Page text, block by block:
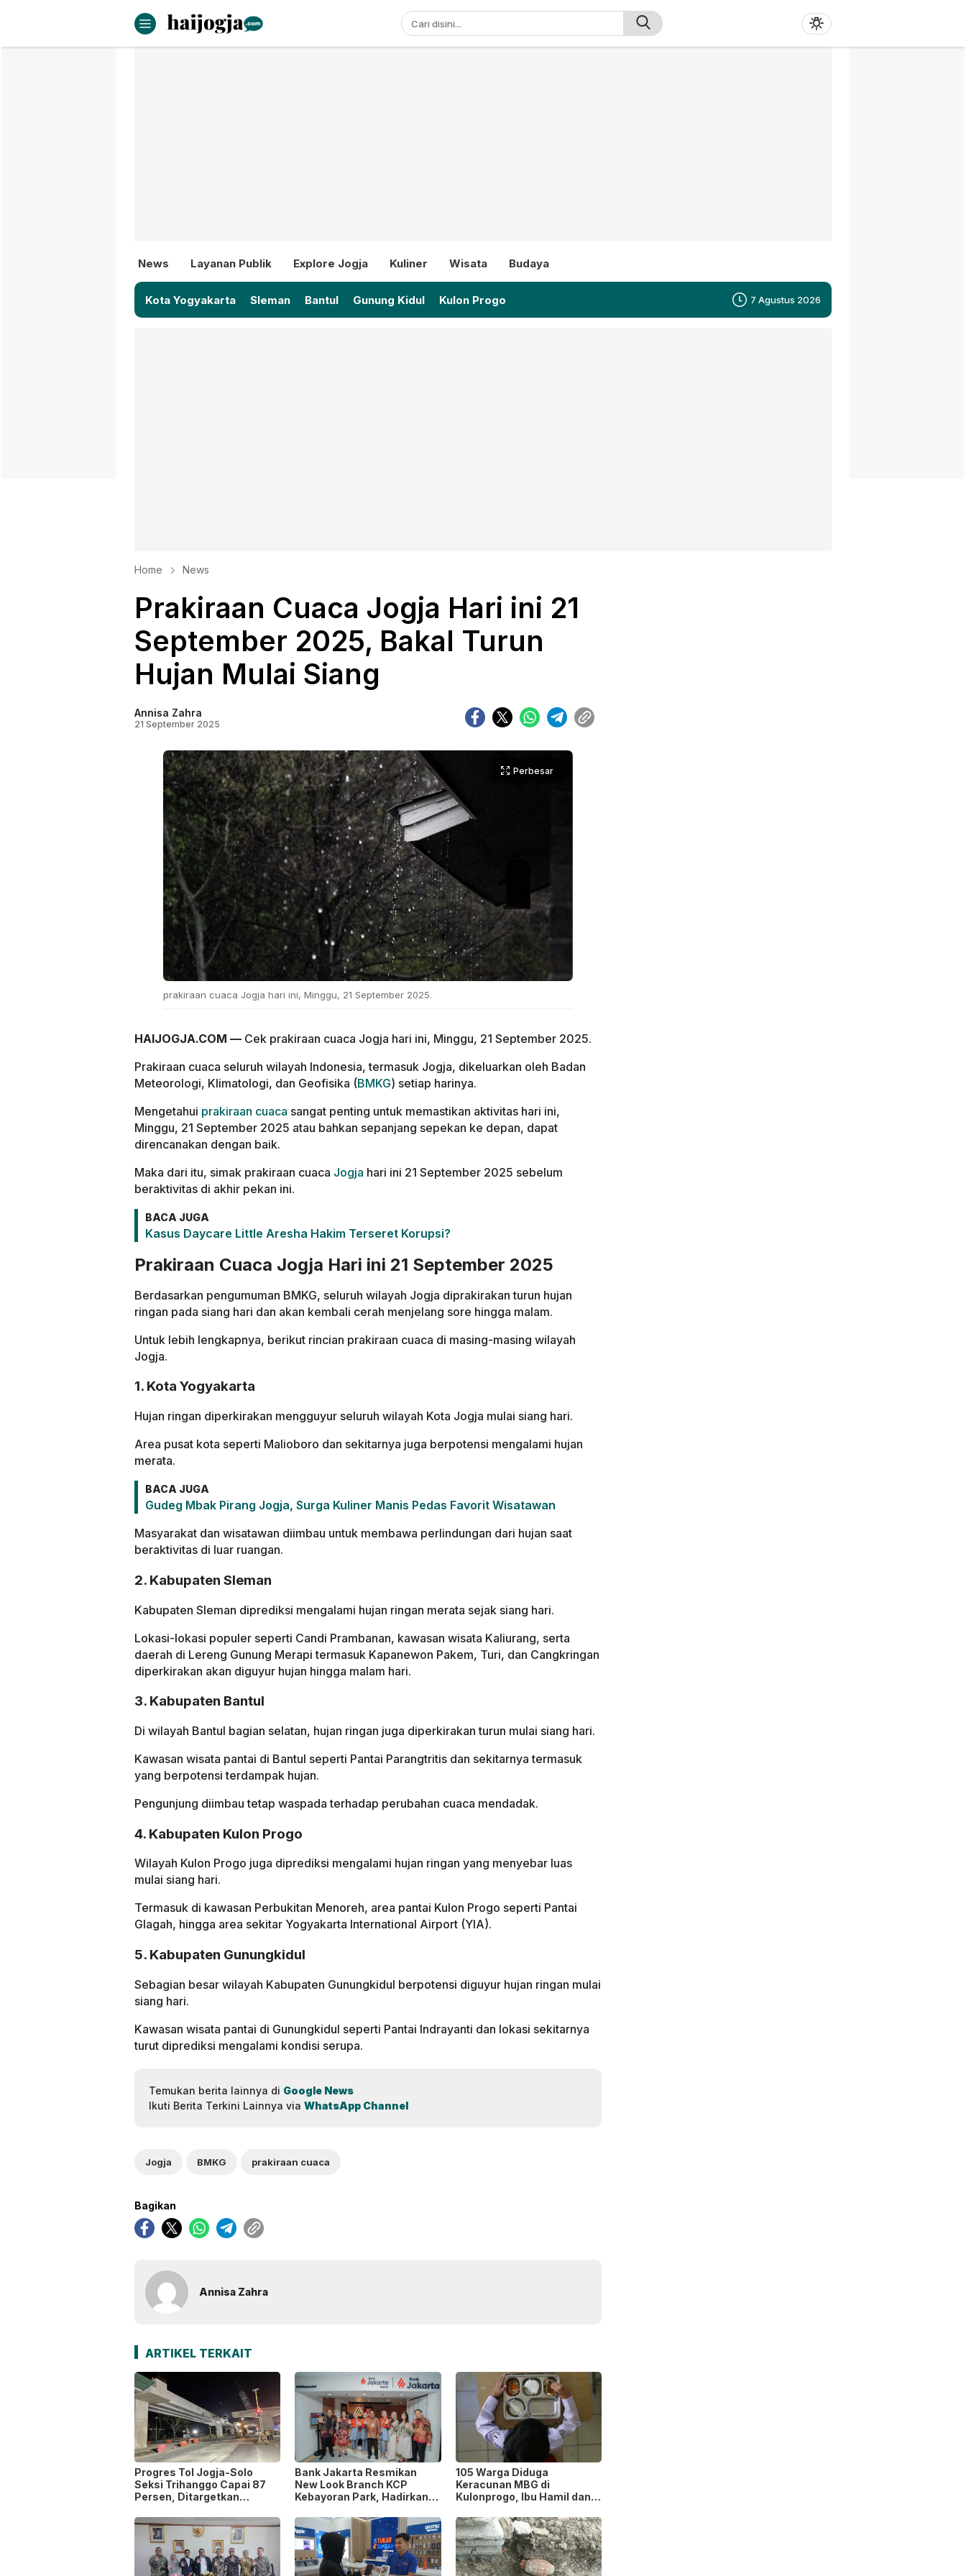
haijogja.com
Berita Jogja Terbaru dan Terkini
News Layanan Publik Explore Jogja Kuliner Wisata Budaya
Kota Yogyakarta Sleman Bantul Gunung Kidul Kulon Progo 7 Agustus 2026
Home News
Prakiraan Cuaca Jogja Hari ini 21
September 2025, Bakal Turun
Hujan Mulai Siang
Annisa Zahra
21 September 2025
Perbesar
prakiraan cuaca Jogja hari ini, Minggu, 21 September 2025.
HAIJOGJA.COM — Cek prakiraan cuaca Jogja hari ini, Minggu, 21 September 2025.
Prakiraan cuaca seluruh wilayah Indonesia, termasuk Jogja, dikeluarkan oleh Badan
Meteorologi, Klimatologi, dan Geofisika (BMKG) setiap harinya.
Mengetahui prakiraan cuaca sangat penting untuk memastikan aktivitas hari ini,
Minggu, 21 September 2025 atau bahkan sepanjang sepekan ke depan, dapat
direncanakan dengan baik.
Maka dari itu, simak prakiraan cuaca Jogja hari ini 21 September 2025 sebelum
beraktivitas di akhir pekan ini.
BACA JUGA
Kasus Daycare Little Aresha Hakim Terseret Korupsi?
Prakiraan Cuaca Jogja Hari ini 21 September 2025
Berdasarkan pengumuman BMKG, seluruh wilayah Jogja diprakirakan turun hujan
ringan pada siang hari dan akan kembali cerah menjelang sore hingga malam.
Untuk lebih lengkapnya, berikut rincian prakiraan cuaca di masing-masing wilayah
Jogja.
1. Kota Yogyakarta
Hujan ringan diperkirakan mengguyur seluruh wilayah Kota Jogja mulai siang hari.
Area pusat kota seperti Malioboro dan sekitarnya juga berpotensi mengalami hujan
merata.
BACA JUGA
Gudeg Mbak Pirang Jogja, Surga Kuliner Manis Pedas Favorit Wisatawan
Masyarakat dan wisatawan diimbau untuk membawa perlindungan dari hujan saat
beraktivitas di luar ruangan.
2. Kabupaten Sleman
Kabupaten Sleman diprediksi mengalami hujan ringan merata sejak siang hari.
Lokasi-lokasi populer seperti Candi Prambanan, kawasan wisata Kaliurang, serta
daerah di Lereng Gunung Merapi termasuk Kapanewon Pakem, Turi, dan Cangkringan
diperkirakan akan diguyur hujan hingga malam hari.
3. Kabupaten Bantul
Di wilayah Bantul bagian selatan, hujan ringan juga diperkirakan turun mulai siang hari.
Kawasan wisata pantai di Bantul seperti Pantai Parangtritis dan sekitarnya termasuk
yang berpotensi terdampak hujan.
Pengunjung diimbau tetap waspada terhadap perubahan cuaca mendadak.
4. Kabupaten Kulon Progo
Wilayah Kulon Progo juga diprediksi mengalami hujan ringan yang menyebar luas
mulai siang hari.
Termasuk di kawasan Perbukitan Menoreh, area pantai Kulon Progo seperti Pantai
Glagah, hingga area sekitar Yogyakarta International Airport (YIA).
5. Kabupaten Gunungkidul
Sebagian besar wilayah Kabupaten Gunungkidul berpotensi diguyur hujan ringan mulai
siang hari.
Kawasan wisata pantai di Gunungkidul seperti Pantai Indrayanti dan lokasi sekitarnya
turut diprediksi mengalami kondisi serupa.
Temukan berita lainnya di Google News
Ikuti Berita Terkini Lainnya via WhatsApp Channel
Jogja BMKG prakiraan cuaca
Bagikan
Annisa Zahra
ARTIKEL TERKAIT
Progres Tol Jogja-Solo
Seksi Trihanggo Capai 87
Persen, Ditargetkan
Bawen Agustus 2026
Bank Jakarta Resmikan
New Look Branch KCP
Kebayoran Park, Hadirkan
Modern
105 Warga Diduga
Keracunan MBG di
Kulonprogo, Ibu Hamil dan
Terdampak